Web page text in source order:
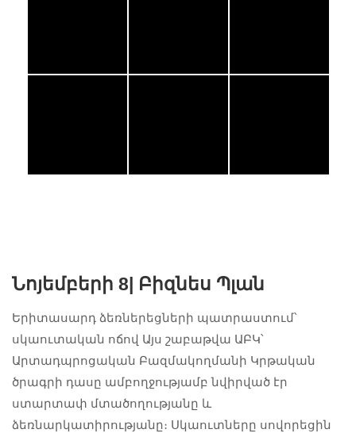
Նոյեմբերի 8| Բիզնես Պլան
Երիտասարդ ձեռներեցների պատրաստում՝
սկաուտական ոճով Այս շաբաթվա ԱԲԿ՝
Արտադպրոցական Բազմակողմանի Կրթական
ծրագրի դասը ամբողջությամբ նվիրված էր
ստարտափ մտածողությանը և
ձեռնարկատիրությանը։ Սկաուտները սովորեցին